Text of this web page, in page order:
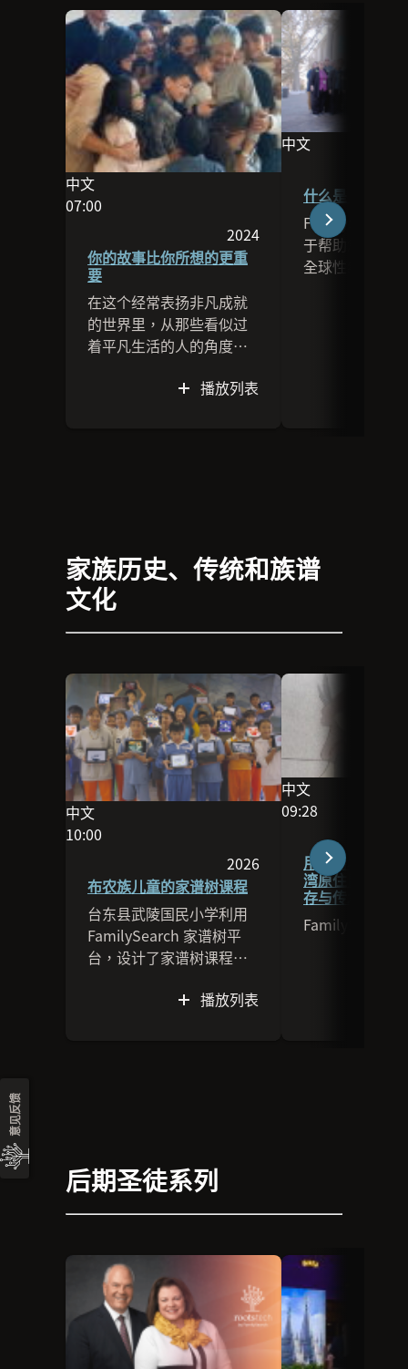
中文
此场次的语言为中文
07:00
2024
本场次于2024发布
你的故事比你所想的更重
要
在这个经常表扬非凡成就
的世界里，从那些看似过
着平凡生活的人的角度，
中留下的影响。 播放列表
中文
什么是
FamilySearch
于帮助您探索
全球性组织。
家族历史、传统和族谱
文化
中文
此场次的语言为中文
10:00
2026
本场次于2026发布
布农族儿童的家谱树课程
台东县武陵国民小学利用
FamilySearch 家谱树平
台，设计了家谱树课程，
己的家庭、家族、文化和
播放列表
中文
此场次的语言为中
09:28
用你的名字呼
湾原住民族的
存与传承
FamilySearch
后期圣徒系列
意见反馈